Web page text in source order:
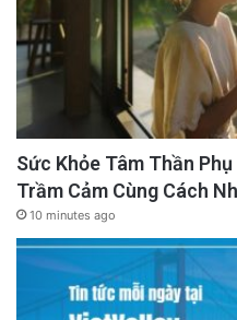
Sức Khỏe Tâm Thần
Trầm Cảm Cùng Cách
10 minutes ago